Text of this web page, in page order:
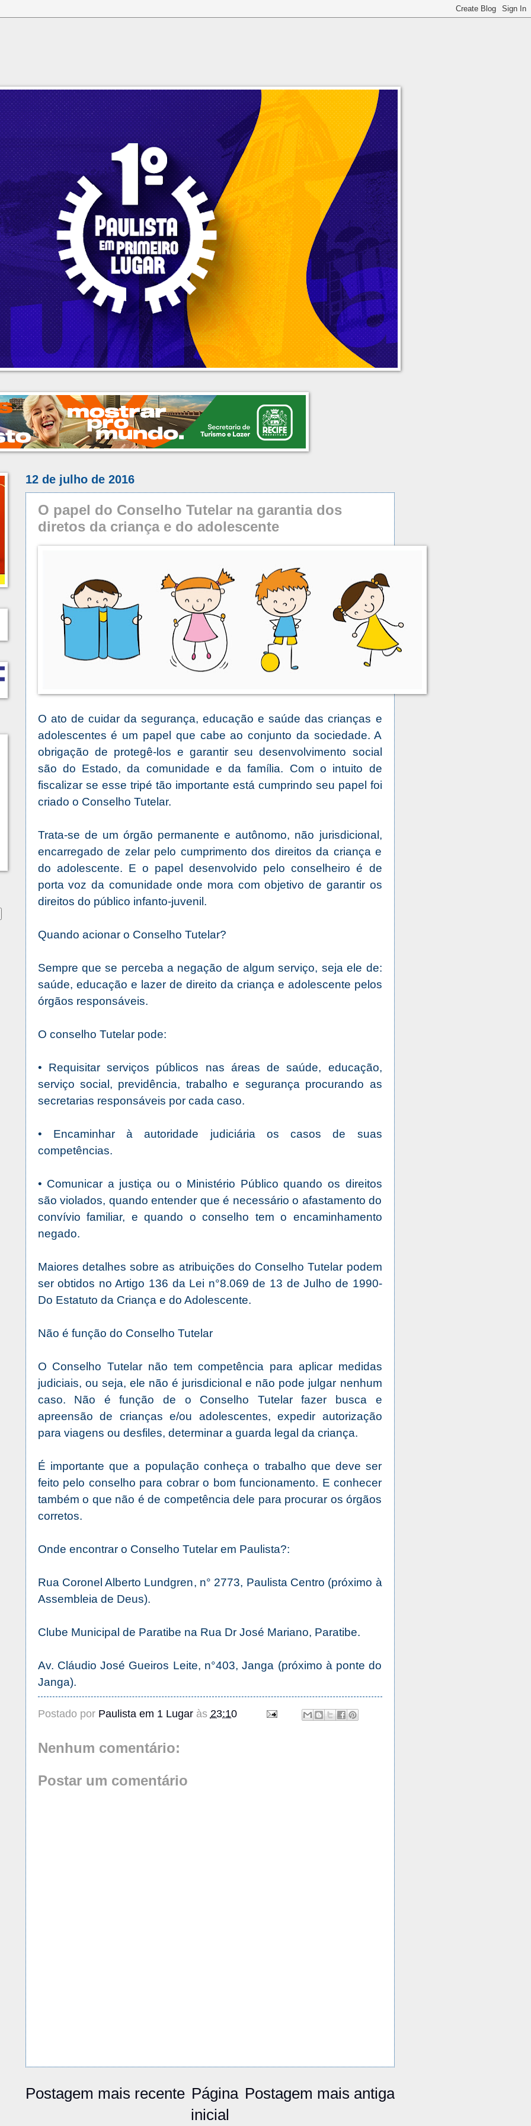
12 de julho de 2016
O papel do Conselho Tutelar na garantia dos
diretos da criança e do adolescente
O ato de cuidar da segurança, educação e saúde das crianças e
adolescentes é um papel que cabe ao conjunto da sociedade. A
obrigação de protegê-los e garantir seu desenvolvimento social
são do Estado, da comunidade e da família. Com o intuito de
fiscalizar se esse tripé tão importante está cumprindo seu papel foi
criado o Conselho Tutelar.
Trata-se de um órgão permanente e autônomo, não jurisdicional,
encarregado de zelar pelo cumprimento dos direitos da criança e
do adolescente. E o papel desenvolvido pelo conselheiro é de
porta voz da comunidade onde mora com objetivo de garantir os
direitos do público infanto-juvenil.
Quando acionar o Conselho Tutelar?
Sempre que se perceba a negação de algum serviço, seja ele de:
saúde, educação e lazer de direito da criança e adolescente pelos
órgãos responsáveis.
O conselho Tutelar pode:
• Requisitar serviços públicos nas áreas de saúde, educação,
serviço social, previdência, trabalho e segurança procurando as
secretarias responsáveis por cada caso.
• Encaminhar à autoridade judiciária os casos de suas
competências.
• Comunicar a justiça ou o Ministério Público quando os direitos
são violados, quando entender que é necessário o afastamento do
convívio familiar, e quando o conselho tem o encaminhamento
negado.
Maiores detalhes sobre as atribuições do Conselho Tutelar podem
ser obtidos no Artigo 136 da Lei n°8.069 de 13 de Julho de 1990-
Do Estatuto da Criança e do Adolescente.
Não é função do Conselho Tutelar
O Conselho Tutelar não tem competência para aplicar medidas
judiciais, ou seja, ele não é jurisdicional e não pode julgar nenhum
caso. Não é função de o Conselho Tutelar fazer busca e
apreensão de crianças e/ou adolescentes, expedir autorização
para viagens ou desfiles, determinar a guarda legal da criança.
É importante que a população conheça o trabalho que deve ser
feito pelo conselho para cobrar o bom funcionamento. E conhecer
também o que não é de competência dele para procurar os órgãos
corretos.
Onde encontrar o Conselho Tutelar em Paulista?:
Rua Coronel Alberto Lundgren, n° 2773, Paulista Centro (próximo à
Assembleia de Deus).
Clube Municipal de Paratibe na Rua Dr José Mariano, Paratibe.
Av. Cláudio José Gueiros Leite, n°403, Janga (próximo à ponte do
Janga).
Postado por Paulista em 1 Lugar às 23:10
Nenhum comentário:
Postar um comentário
Postagem mais recente Postagem mais antiga
Página
inicial